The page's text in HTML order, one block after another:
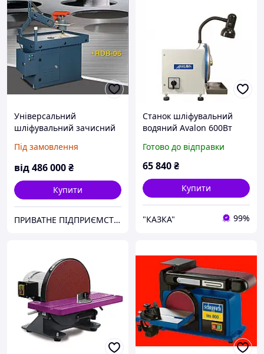
Універсальний
шліфувальний зачисний
Під замовлення
від486 000₴
Купити
ПРИВАТНЕ ПІДПРИЄМСТВО "СМАРТ СТИЛ"
Станок шліфувальний
водяний Avalon 600Вт
Готово до відправки
65 840₴
Купити
"КАЗКА" 99%